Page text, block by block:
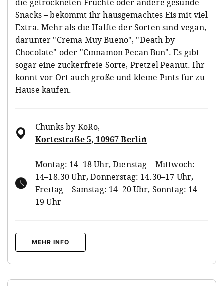
Snacks – bekommt ihr hausgemachtes Eis mit viel
Extra. Mehr als die Hälfte der Sorten sind vegan,
darunter "Crema Muy Bueno", "Death by
Chocolate" oder "Cinnamon Pecan Bun". Es gibt
sogar eine zuckerfreie Sorte, Pretzel Peanut. Ihr
könnt vor Ort auch große und kleine Pints für zu
Hause kaufen.
Chunks by KoRo,
Körtestraße 5, 10967 Berlin
Montag: 14–18 Uhr, Dienstag – Mittwoch:
14–18.30 Uhr, Donnerstag: 14.30–17 Uhr,
Freitag – Samstag: 14–20 Uhr, Sonntag: 14–
19 Uhr
MEHR INFO